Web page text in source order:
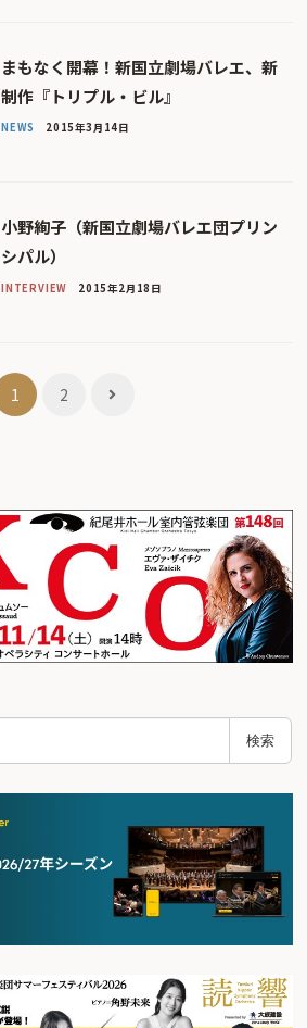
まもなく開幕！新国立劇場バレエ、新
制作『トリプル・ビル』
NEWS 2015年3月14日
小野絢子（新国立劇場バレエ団プリン
シパル）
INTERVIEW 2015年2月18日
1 2
検索